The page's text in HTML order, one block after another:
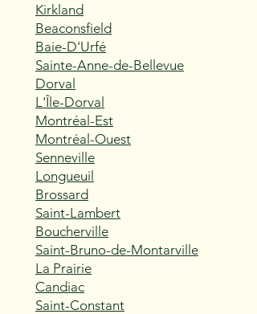
Kirkland
Beaconsfield
Baie-D'Urfé
Sainte-Anne-de-Bellevue
Dorval
L'Île-Dorval
Montréal-Est
Montréal-Ouest
Senneville
Longueuil
Brossard
Saint-Lambert
Boucherville
Saint-Bruno-de-Montarville
La Prairie
Candiac
Saint-Constant